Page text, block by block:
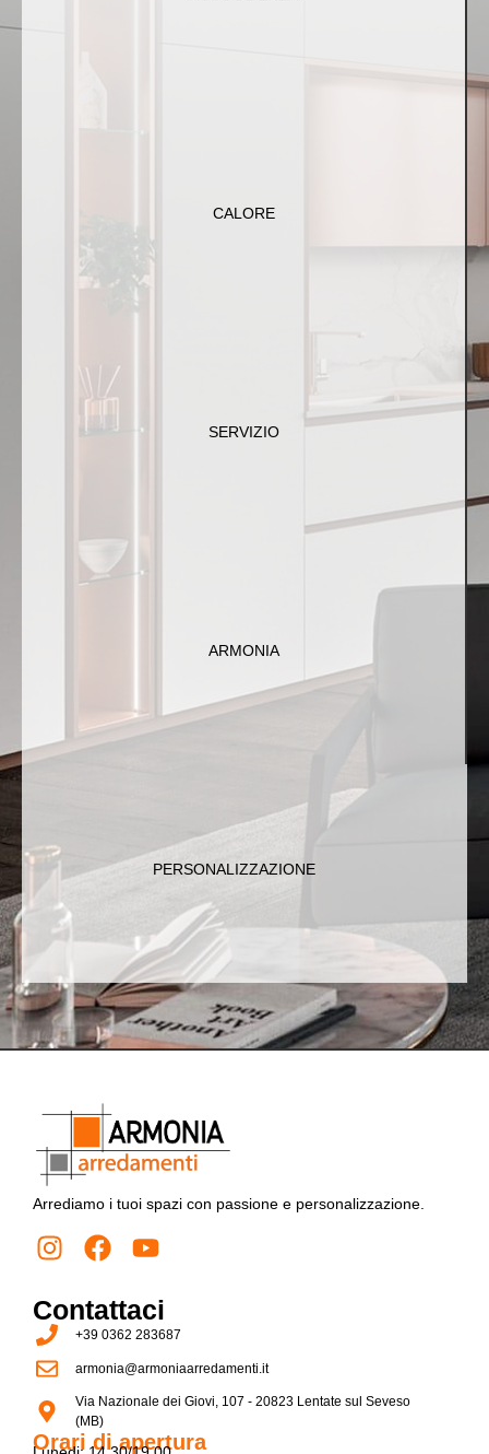
CALORE
accoglienza e comfort, per farti sentire a casa.
SERVIZIO
SERVIZIO
Offriamo un supporto completo in ogni fase, dalla
consulenza all'assistenza post-vendita, per garantirti
ARMONIA
ARMONIA
perfettamente, generando un equilibrio tra estetica e
PERSONALIZZAZIONE
Ogni progetto è unico, pensato e realizzato su misura
per rispecchiare i tuoi gusti e le tue esigenze. .
Arrediamo i tuoi spazi con passione e personalizzazione.
Contattaci
+39 0362 283687
armonia@armoniaarredamenti.it
Via Nazionale dei Giovi, 107 - 20823 Lentate sul Seveso
(MB)
Orari di apertura